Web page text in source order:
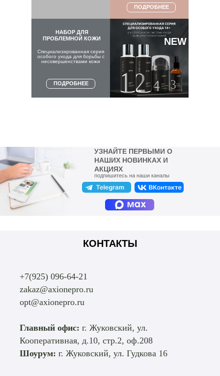
Специализированная серия
особого ухода для борьбы с
несовершенствами кожи
NEW
НАБОР ДЛЯ
ПРОБЛЕМНОЙ КОЖИ
ПОДРОБНЕЕ
ПОДРОБНЕЕ
УЗНАЙТЕ ПЕРВЫМИ О
НАШИХ НОВИНКАХ И
АКЦИЯХ
подпишитесь на наши каналы
КОНТАКТЫ
+7(925) 096-64-21
zakaz@axionepro.ru
opt@axionepro.ru
Главный офис: г. Жуковский, ул.
Кооперативная, д.10, стр.2, оф.208
Шоурум: г. Жуковский, ул. Гудкова 16